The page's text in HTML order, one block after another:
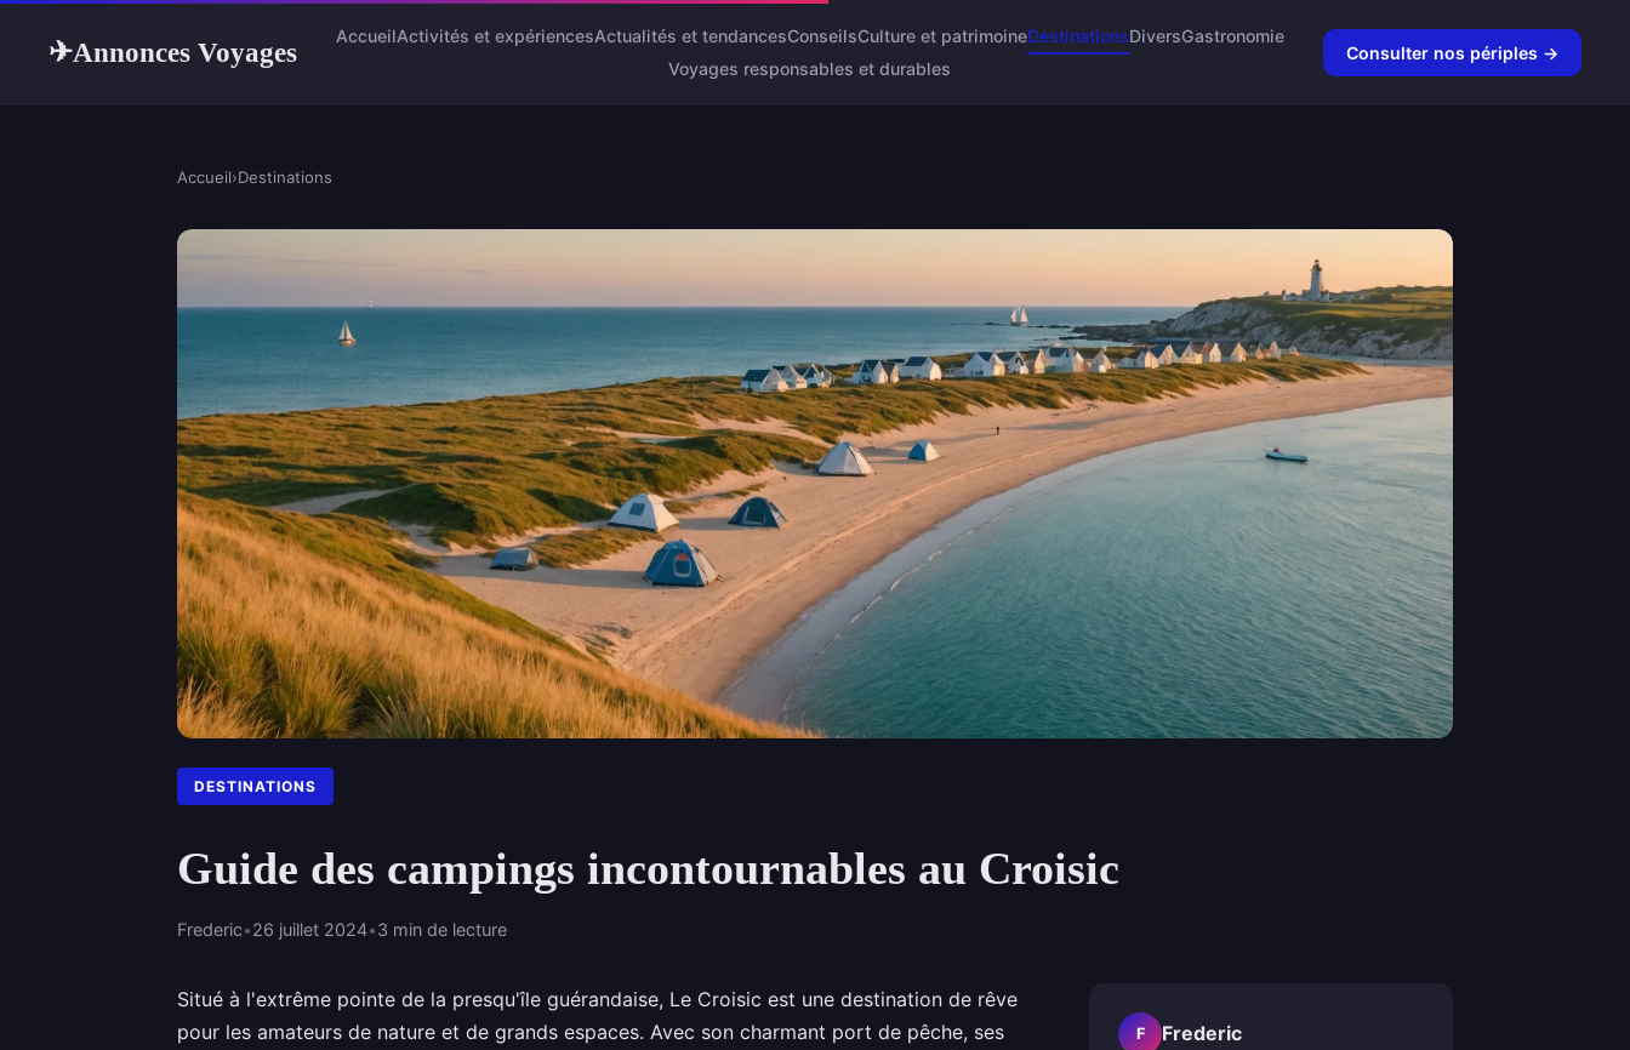
✈Annonces Voyages AccueilActivités et expériencesActualités et tendancesConseilsCulture et patrimoineDestinationsDiversGastronomie
Voyages responsables et durables
Consulter nos périples →
Accueil›Destinations
DESTINATIONS
Guide des campings incontournables au Croisic
Frederic•26 juillet 2024•3 min de lecture
Situé à l'extrême pointe de la presqu'île guérandaise, Le Croisic est une destination de rêve
pour les amateurs de nature et de grands espaces. Avec son charmant port de pêche, ses
F Frederic